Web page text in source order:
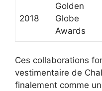
2018
Golden
Globe
Awards
Ces collaborations
vestimentaire de
finalement comme